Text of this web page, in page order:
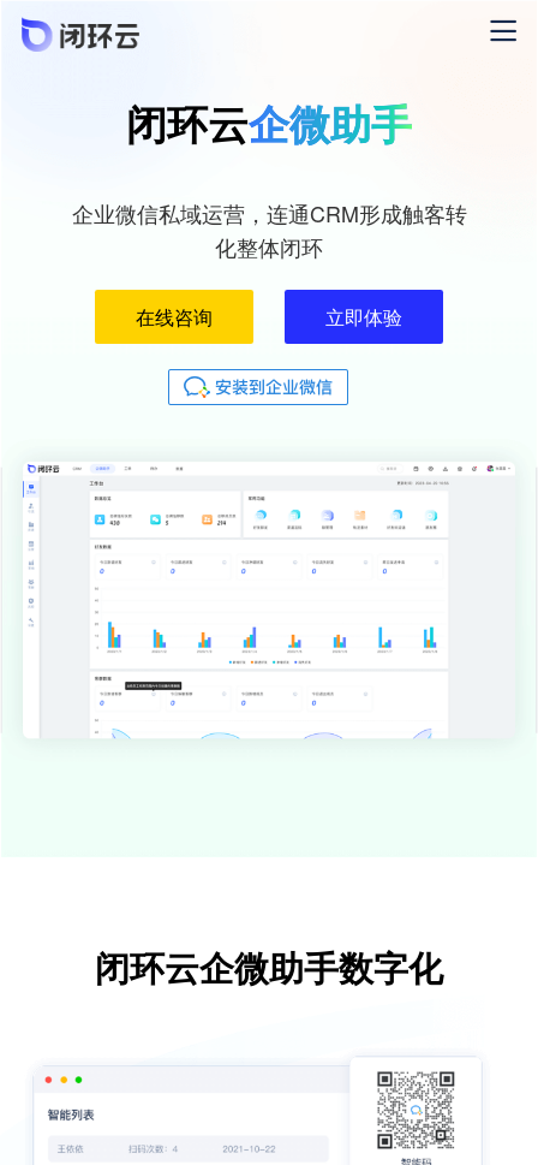
闭环云企微助手
企业微信私域运营，连通CRM形成触客转
化整体闭环
在线咨询 立即体验
闭环云企微助手数字化